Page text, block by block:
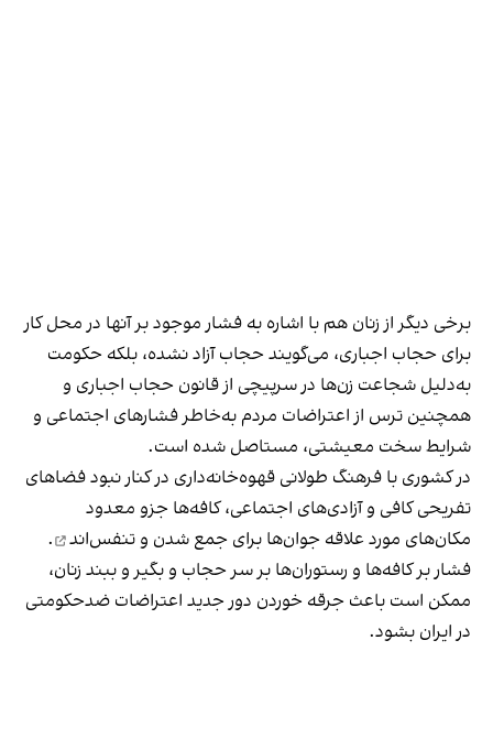
برخی دیگر از زنان هم با اشاره به فشار موجود بر آنها در محل کار
برای حجاب اجباری، می‌گویند حجاب آزاد نشده، بلکه حکومت
به‌دلیل شجاعت زن‌ها در سرپیچی از قانون حجاب اجباری و
همچنین ترس از اعتراضات مردم به‌خاطر فشارهای اجتماعی و
شرایط سخت معیشتی، مستاصل شده است.
در کشوری با فرهنگ طولانی قهوه‌‌خانه‌داری در کنار نبود فضاهای
تفریحی کافی و آزادی‌های اجتماعی، کافه‌ها جزو معدود
مکان‌های مورد علاقه جوان‌ها برای جمع شدن و تنفس‌اند
.
فشار بر کافه‌ها و رستوران‌ها بر سر حجاب و بگیر و ببند زنان،
ممکن است باعث جرقه خوردن دور جدید اعتراضات ضدحکومتی
در ایران بشود.